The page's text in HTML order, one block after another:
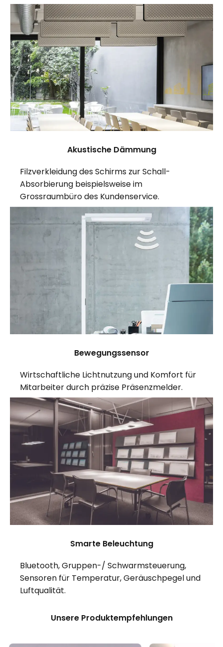
Akustische Dämmung
Filzverkleidung des Schirms zur Schall-
Absorbierung beispielsweise im
Grossraumbüro des Kundenservice.
Bewegungssensor
Wirtschaftliche Lichtnutzung und Komfort für
Mitarbeiter durch präzise Präsenzmelder.
Smarte Beleuchtung
Bluetooth, Gruppen-/ Schwarmsteuerung,
Sensoren für Temperatur, Geräuschpegel und
Luftqualität.
Unsere Produktempfehlungen